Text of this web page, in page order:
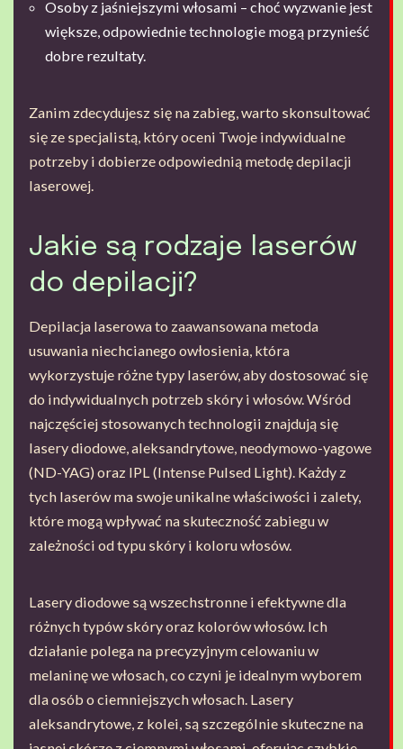
Osoby z jaśniejszymi włosami – choć wyzwanie jest
większe, odpowiednie technologie mogą przynieść
dobre rezultaty.
Zanim zdecydujesz się na zabieg, warto skonsultować
się ze specjalistą, który oceni Twoje indywidualne
potrzeby i dobierze odpowiednią metodę depilacji
laserowej.
Jakie są rodzaje laserów
do depilacji?
Depilacja laserowa to zaawansowana metoda
usuwania niechcianego owłosienia, która
wykorzystuje różne typy laserów, aby dostosować się
do indywidualnych potrzeb skóry i włosów. Wśród
najczęściej stosowanych technologii znajdują się
lasery diodowe, aleksandrytowe, neodymowo-yagowe
(ND-YAG) oraz IPL (Intense Pulsed Light). Każdy z
tych laserów ma swoje unikalne właściwości i zalety,
które mogą wpływać na skuteczność zabiegu w
zależności od typu skóry i koloru włosów.
Lasery diodowe są wszechstronne i efektywne dla
różnych typów skóry oraz kolorów włosów. Ich
działanie polega na precyzyjnym celowaniu w
melaninę we włosach, co czyni je idealnym wyborem
dla osób o ciemniejszych włosach. Lasery
aleksandrytowe, z kolei, są szczególnie skuteczne na